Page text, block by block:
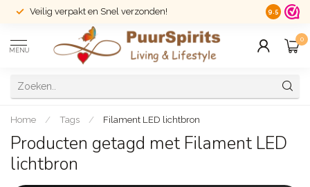
Veilig verpakt en Snel verzonden! 14 dagen
9.5
MENU
0
Home / Tags / Filament LED lichtbron
Producten getagd met Filament LED
lichtbron